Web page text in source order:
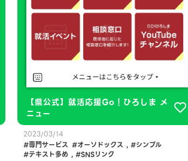
【県公式】就活応援Go！ひろしま メ
ニュー
2023/03/14
専門サービス
オーソドックス ,
シンプル
テキスト多め , SNSリンク